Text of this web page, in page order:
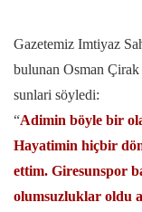
Gazetemiz Imtiyaz
bulunan Osman
sunlari söyledi:
“Adimin böyle bir
Hayatimin hiçbir
ettim. Giresunspor
olumsuzluklar oldu